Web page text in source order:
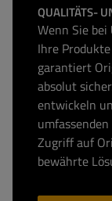
QUALITÄTS-
Wenn Sie bei
Ihre
garantiert
absolut
entwickeln
Zugriff auf
bewährte